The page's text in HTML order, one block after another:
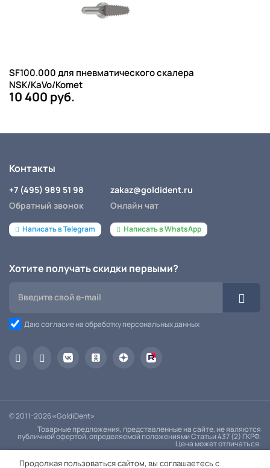
SF100.000 для пневматического скалера
NSK/KaVo/Komet
10 400 руб.
Контакты
+7 (495) 989 51 98
Обратный звонок
Написать в Telegram
zakaz@goldident.ru
Онлайн чат
Написать в WhatsApp
Хотите получать скидки первыми?
Даю согласие на обработку персональных данных
© 2011-2026 «GoldiDent»
Товарные предложения, представленные на сайте, не являются
публичной офертой, определяемой положениями Статьи 437 (2) ГКРФ.
Цена может отличаться.
Продолжая пользоваться сайтом, вы соглашаетесь с